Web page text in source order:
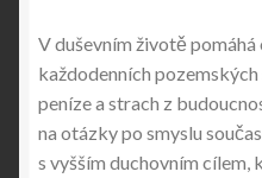
V duševním životě
každodenních
peníze a strach z
na otázky po smyslu
s vyšším duchovním